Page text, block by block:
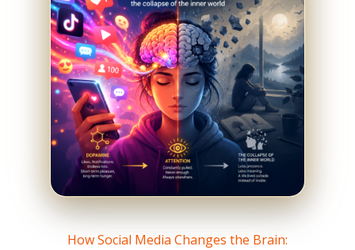
How Social Media Changes the Brain: